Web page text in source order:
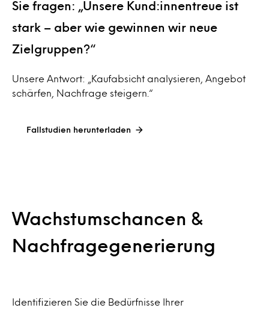
Sie fragen: „Unsere Kund:innentreue ist
stark – aber wie gewinnen wir neue
Zielgruppen?“
Unsere Antwort: „Kaufabsicht analysieren, Angebot
schärfen, Nachfrage steigern.“
Fallstudien herunterladen
Wachstumschancen &
Nachfragegenerierung
Identifizieren Sie die Bedürfnisse Ihrer